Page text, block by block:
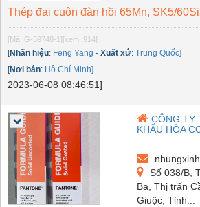
Thép đai cuộn đàn hồi 65Mn, SK5/
[Mã: G-59748-1] [xem: 914]
[Nhãn hiệu: Feng Yang - Xuất xứ: Trung Quốc]
[Nơi bán: Hồ Chí Minh]
2023-06-08 08:46:51]
CÔNG TY
KHẨU HÓA
Số 038/B,
Ba, Thị trấn
Giuộc, Tỉnh...